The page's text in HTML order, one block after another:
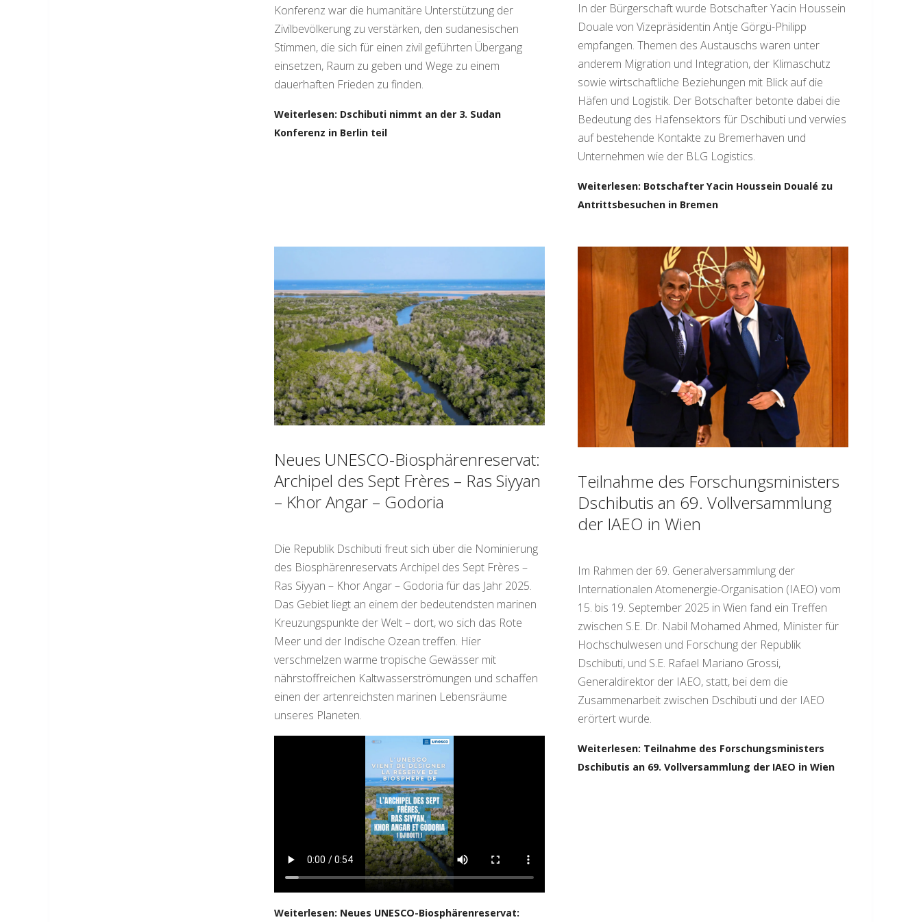
Konferenz war die humanitäre Unterstützung der
Zivilbevölkerung zu verstärken, den sudanesischen
Stimmen, die sich für einen zivil geführten Übergang
einsetzen, Raum zu geben und Wege zu einem
dauerhaften Frieden zu finden.
Weiterlesen: Dschibuti nimmt an der 3. Sudan
Konferenz in Berlin teil
In der Bürgerschaft wurde Botschafter Yacin Houssein
Douale von Vizepräsidentin Antje Görgü-Philipp
empfangen. Themen des Austauschs waren unter
anderem Migration und Integration, der Klimaschutz
sowie wirtschaftliche Beziehungen mit Blick auf die
Häfen und Logistik. Der Botschafter betonte dabei die
Bedeutung des Hafensektors für Dschibuti und verwies
auf bestehende Kontakte zu Bremerhaven und
Unternehmen wie der BLG Logistics.
Weiterlesen: Botschafter Yacin Houssein Doualé zu
Antrittsbesuchen in Bremen
Neues UNESCO-Biosphärenreservat:
Archipel des Sept Frères – Ras Siyyan
– Khor Angar – Godoria
Die Republik Dschibuti freut sich über die Nominierung
des Biosphärenreservats Archipel des Sept Frères –
Ras Siyyan – Khor Angar – Godoria für das Jahr 2025.
Das Gebiet liegt an einem der bedeutendsten marinen
Kreuzungspunkte der Welt – dort, wo sich das Rote
Meer und der Indische Ozean treffen. Hier
verschmelzen warme tropische Gewässer mit
nährstoffreichen Kaltwasserströmungen und schaffen
einen der artenreichsten marinen Lebensräume
unseres Planeten.
Weiterlesen: Neues UNESCO-Biosphärenreservat:
Teilnahme des Forschungsministers
Dschibutis an 69. Vollversammlung
der IAEO in Wien
Im Rahmen der 69. Generalversammlung der
Internationalen Atomenergie-Organisation (IAEO) vom
15. bis 19. September 2025 in Wien fand ein Treffen
zwischen S.E. Dr. Nabil Mohamed Ahmed, Minister für
Hochschulwesen und Forschung der Republik
Dschibuti, und S.E. Rafael Mariano Grossi,
Generaldirektor der IAEO, statt, bei dem die
Zusammenarbeit zwischen Dschibuti und der IAEO
erörtert wurde.
Weiterlesen: Teilnahme des Forschungsministers
Dschibutis an 69. Vollversammlung der IAEO in Wien